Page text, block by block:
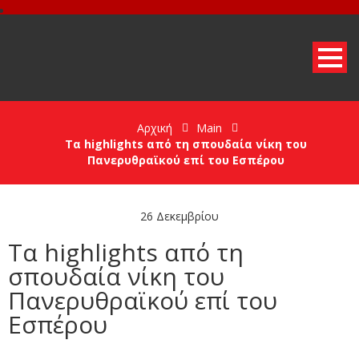
Αρχική
Main
Τα highlights από τη σπουδαία νίκη του
Πανερυθραϊκού επί του Εσπέρου
26 Δεκεμβρίου
Τα highlights από τη
σπουδαία νίκη του
Πανερυθραϊκού επί του
Εσπέρου